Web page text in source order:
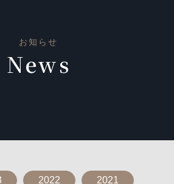
お知らせ
News
2022 2021